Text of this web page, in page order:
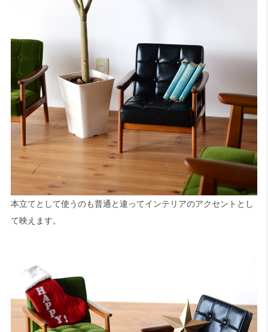
本立てとして使うのも普通と違ってインテリアのアクセントとし
て映えます。